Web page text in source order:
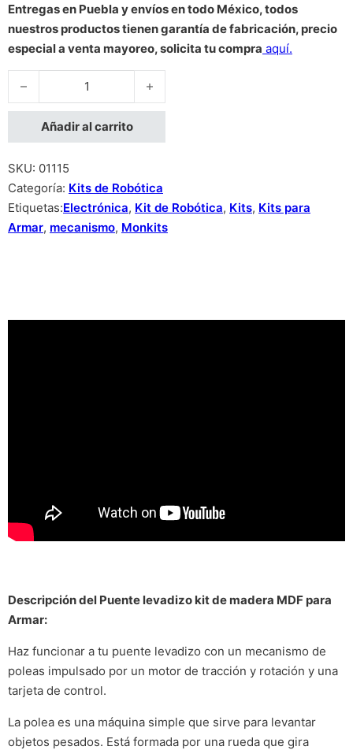
Entregas en Puebla y envíos en todo México, todos
nuestros productos tienen garantía de fabricación, precio
especial a venta mayoreo, solicita tu compra aquí.
Puente levadizo kit de madera MDF para Armar cantidad
Añadir al carrito
SKU: 01115
Categoría: Kits de Robótica
Etiquetas:Electrónica, Kit de Robótica, Kits, Kits para
Armar, mecanismo, Monkits
Descripción del Puente levadizo kit de madera MDF para
Armar:
Haz funcionar a tu puente levadizo con un mecanismo de
poleas impulsado por un motor de tracción y rotación y una
tarjeta de control.
La polea es una máquina simple que sirve para levantar
objetos pesados. Está formada por una rueda que gira